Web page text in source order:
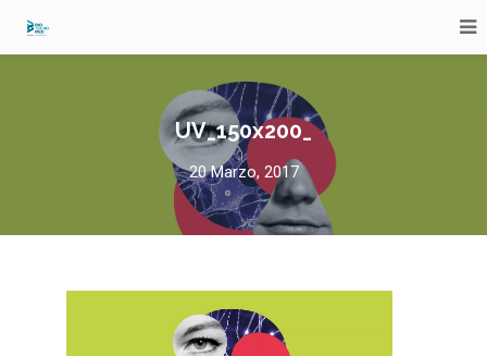
UV_150x200_
20 Marzo, 2017